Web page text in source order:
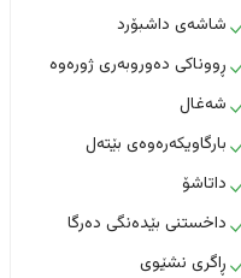
شاشەی داشبۆرد
ڕووناکی دەوروبەری ژورەوە
شەغال
بارگاویکەرەوەی بێتەل
داتاشۆ
داخستنى بێدەنگى دەرگا
ڕاگری نشێوی